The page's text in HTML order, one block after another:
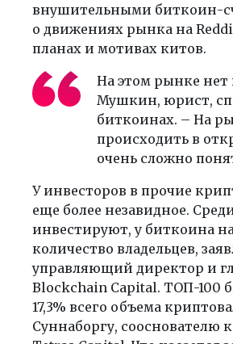
внушительными биткоин-
о движениях рынка на
планах и мотивах китов.
На этом рынке нет
Мушкин, юрист,
биткоинах. – На
происходить в
очень сложно
У инвесторов в прочие
еще более незавидное.
инвестируют, у биткоина
количество владельцев,
управляющий директор и
Blockchain Capital. ТОП-100
17,3% всего объема
Суннаборгу, сооснователю